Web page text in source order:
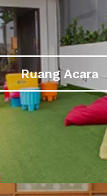
Ruang Acara